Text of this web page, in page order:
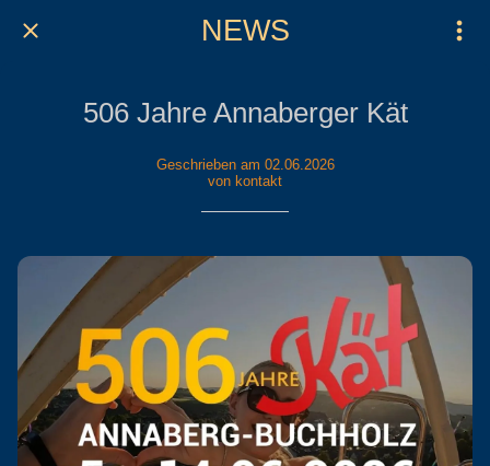
NEWS
506 Jahre Annaberger Kät
Geschrieben am 02.06.2026
von kontakt